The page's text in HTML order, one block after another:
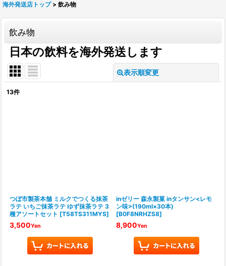
海外発送店トップ > 飲み物
飲み物
日本の飲料を海外発送します
表示順変更
13件
つぼ市製茶本舗 ミルクでつくる抹茶
ラテ いちご抹茶ラテ ゆず抹茶ラテ 3
種アソートセット [T58TS311MYS]
3,500Yen
inゼリー 森永製菓 inタンサン<レモ
ン味>(190ml×30本)
[B0F8NRHZS8]
8,900Yen